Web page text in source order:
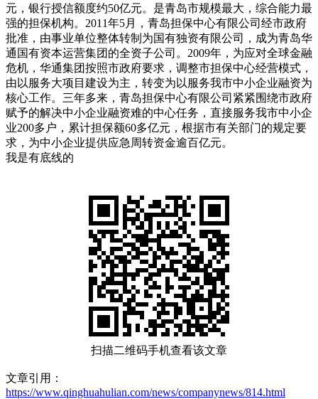
元，银行授信额度约50亿元。是青岛市规模最大，综合能力最
强的担保机构。2011年5月，青岛担保中心有限公司经市政府
批准，由事业单位整体转制为国有独资有限公司，成为青岛华
通国有资本运营集团的全资子公司。2009年，为应对全球金融
危机，华通集团按照市政府要求，调整市担保中心经营模式，
由以服务大项目建设为主，转变为以服务我市中小企业融资为
核心工作。三年多来，青岛担保中心有限公司紧紧围绕市政府
赋予的解决中小企业融资难的中心任务，直接服务我市中小企
业200多户，累计担保额60多亿元，根据市有关部门的规定要
求，为中小企业提供应急周转资金逾百亿元。
我是有底线的
扫描二维码手机查看该文章
文章引用：
https://www.qinghuahulian.com/news/companynews/814.html